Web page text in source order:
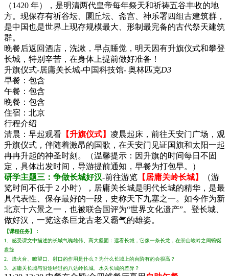
（1420 年），是明清两代皇帝每年祭天和祈祷五谷丰收的地
方。现保存有祈谷坛、圜丘坛、斋宫、神乐署四组古建筑群，
是中国也是世界上现存规模最大、形制最完备的古代祭天建筑
群。
晚餐后返回酒店，洗漱，早点睡觉，明天因有升旗仪式和攀登
长城，特别辛苦，在身体上提前做好准备！
升旗仪式-居庸关长城-中国科技馆- 奥林匹克D3
早餐： 包含
午餐： 包含
晚餐： 包含
住宿： 北京
行程介绍
清晨：早起观看 【升旗仪式】 凌晨起床，前往天安门广场，观
升旗仪式，伴随着激昂的国歌，在天安门见证国旗和太阳一起
冉冉升起的神圣时刻。（温馨提示：因升旗的时间每日不固
定，具体出发时间，导游提前通知，早餐为打包早。）
研学主题三：争做长城好汉-前往游览 【居庸关岭长城】
（游
览时间不低于 2 小时），居庸关长城是明代长城的精华，是最
具代表性、保存最好的一段，史称天下九塞之一。如今作为新
北京十六景之一，也被联合国评为“世界文化遗产”。登长城、
做好汉，一览这条巨龙古老又霸气的雄姿。
【课程任务】：
1、感受课文中描述的长城气魄雄伟、高大坚固：远看长城，它像一条长龙，在崇山峻岭之间蜿蜒
盘旋
2、烽火台、瞭望口、射口的作用是什么？为什么长城上的台阶有的会很高？
3、居庸关长城与沿途经过的八达岭长城、水关长城的差异？